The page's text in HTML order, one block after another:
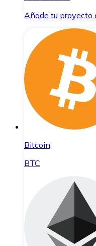
Añade tu proyecto
Bitcoin
BTC